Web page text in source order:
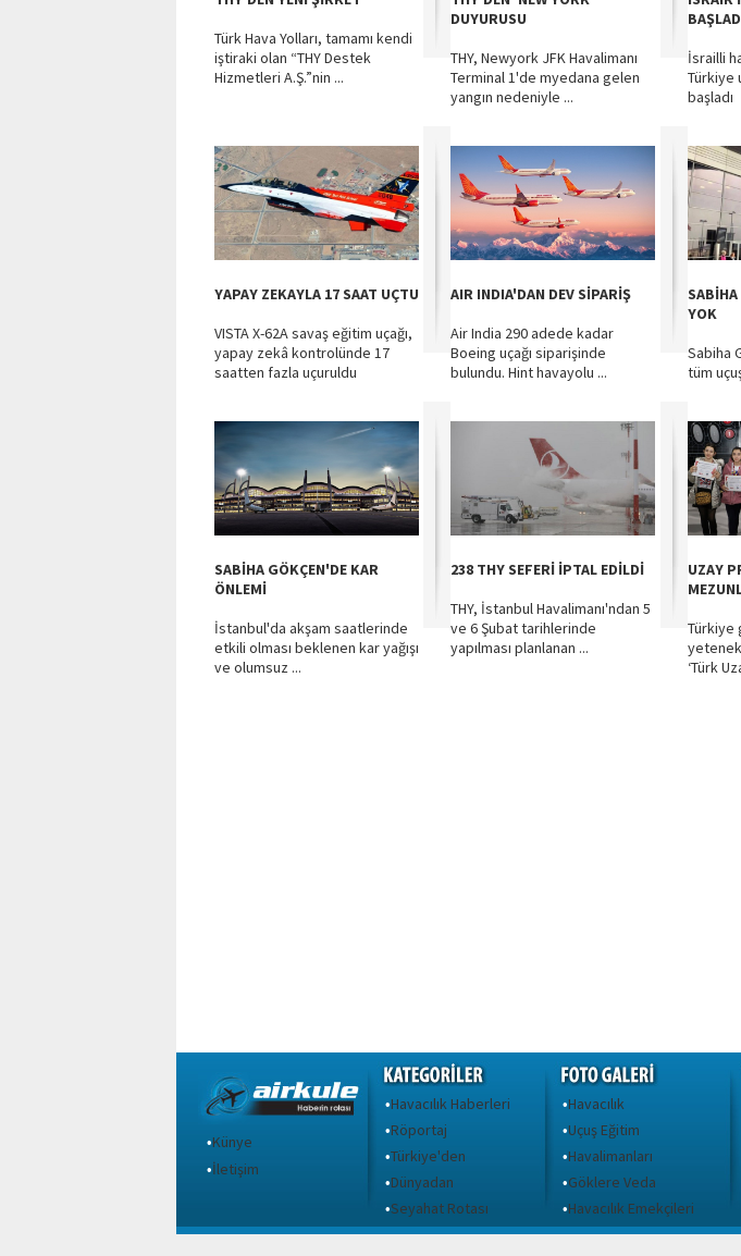
Türk Hava Yolları, tamamı kendi
iştiraki olan “THY Destek
Hizmetleri A.Ş.”nin ...
DUYURUSU
THY, Newyork JFK Havalimanı
Terminal 1'de myedana gelen
yangın nedeniyle ...
İsrailli
Türkiye
başladı
YAPAY ZEKAYLA 17 SAAT UÇTU
VISTA X-62A savaş eğitim uçağı,
yapay zekâ kontrolünde 17
saatten fazla uçuruldu
AIR INDIA'DAN DEV SİPARİŞ
Air India 290 adede kadar
Boeing uçağı siparişinde
bulundu. Hint havayolu ...
YOK
Sabiha
tüm
SABİHA GÖKÇEN'DE KAR
ÖNLEMİ
İstanbul'da akşam saatlerinde
etkili olması beklenen kar yağışı
ve olumsuz ...
238 THY SEFERİ İPTAL EDİLDİ
THY, İstanbul Havalimanı'ndan 5
ve 6 Şubat tarihlerinde
yapılması planlanan ...
UZAY
Türkiye
‘Türk
•Künye
•İletişim
•Havacılık Haberleri
•Röportaj
•Türkiye'den
•Dünyadan
•Seyahat Rotası
•Havacılık
•Uçuş Eğitim
•Havalimanları
•Göklere Veda
•Havacılık Emekçileri